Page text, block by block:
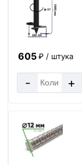
605₽ / штука
- +